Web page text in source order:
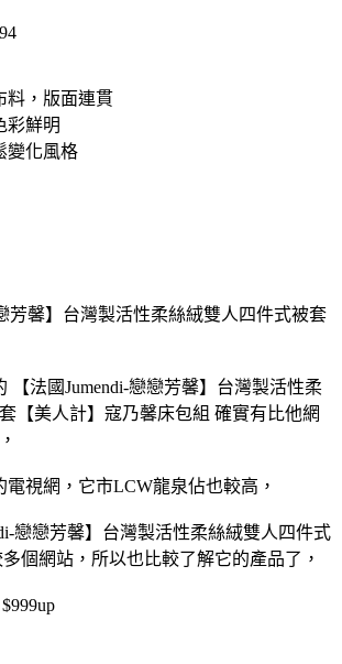
料，版面連貫
彩鮮明
變化風格
芳馨】台灣製活性柔絲絨雙人四件式被套
【法國Jumendi-戀戀芳馨】台灣製活性柔
【美人計】寇乃馨床包組 確實有比他網
電視網，它市LCW龍泉佔也較高，
戀戀芳馨】台灣製活性柔絲絨雙人四件式
個網站，所以也比較了解它的產品了，